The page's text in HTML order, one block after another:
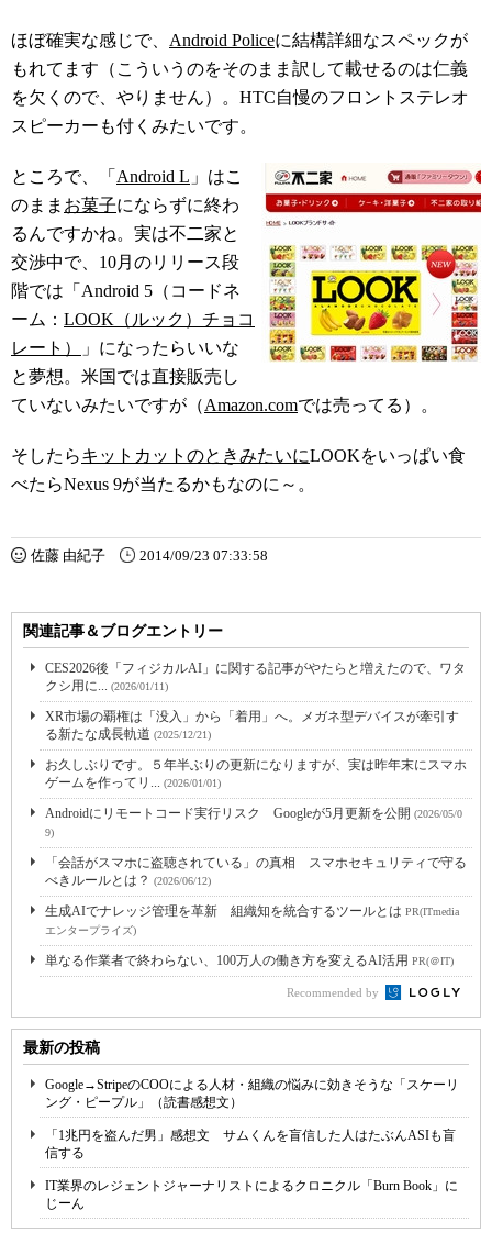
ほぼ確実な感じで、 Android Policeに結構詳細なスペックが
もれてます（こういうのをそのまま訳して載せるのは仁義
を欠くので、やりません）。HTC自慢のフロントステレオ
スピーカーも付くみたいです。
ところで、「 Android L 」はこ
のまま お菓子にならずに終わ
るんですかね。実は不二家と
交渉中で、10月のリリース段
階では「Android 5（コードネ
ーム： LOOK（ルック）チョコ
レート）
」になったらいいな
と夢想。米国では直接販売し
ていないみたいですが（Amazon.comでは売ってる）。
そしたらキットカットのときみたいにLOOKをいっぱい食
べたらNexus 9が当たるかもなのに～。
佐藤 由紀子 2014/09/23 07:33:58
関連記事＆ブログエントリー
CES2026後「フィジカルAI」に関する記事がやたらと増えたので、ワタ
クシ用に... (2026/01/11)
XR市場の覇権は「没入」から「着用」へ。メガネ型デバイスが牽引す
る新たな成長軌道 (2025/12/21)
お久しぶりです。５年半ぶりの更新になりますが、実は昨年末にスマホ
ゲームを作ってリ... (2026/01/01)
Androidにリモートコード実行リスク Googleが5月更新を公開 (2026/05/0
9)
「会話がスマホに盗聴されている」の真相 スマホセキュリティで守る
べきルールとは？ (2026/06/12)
生成AIでナレッジ管理を革新 組織知を統合するツールとは PR(ITmedia
エンタープライズ)
単なる作業者で終わらない、100万人の働き方を変えるAI活用 PR(＠IT)
Recommended by
最新の投稿
Google→StripeのCOOによる人材・組織の悩みに効きそうな「スケーリ
ング・ピープル」（読書感想文）
「1兆円を盗んだ男」感想文 サムくんを盲信した人はたぶんASIも盲
信する
IT業界のレジェントジャーナリストによるクロニクル「Burn Book」に
じーん